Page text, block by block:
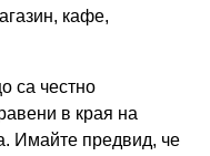
кафе,
са честно
в края на
Имайте предвид, че